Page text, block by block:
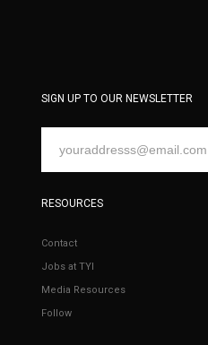
SIGN UP TO OUR NEWSLETTER
RESOURCES
Contact
Jobs at TYI
Media Resources
Follow